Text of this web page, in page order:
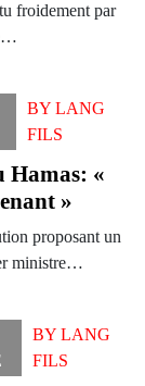
froidement par
BYLANG
FILS
Hamas: «
»
proposant un
ministre…
BY LANG
FILS